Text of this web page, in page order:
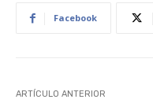
Facebook
ARTÍCULO ANTERIOR